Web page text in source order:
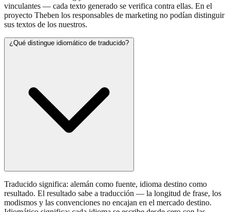
vinculantes — cada texto generado se verifica contra ellas. En el
proyecto Theben los responsables de marketing no podían distinguir
sus textos de los nuestros.
¿Qué distingue idiomático de traducido?
Traducido significa: alemán como fuente, idioma destino como
resultado. El resultado sabe a traducción — la longitud de frase, los
modismos y las convenciones no encajan en el mercado destino.